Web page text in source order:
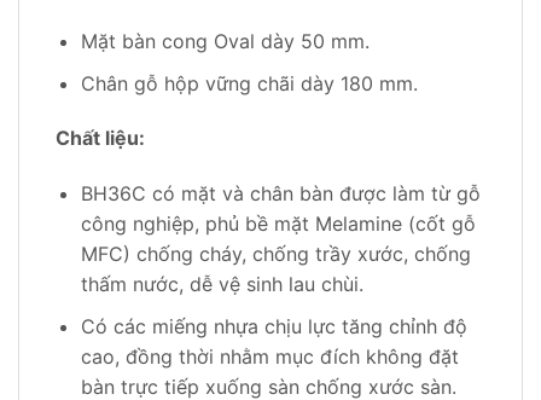
Mặt bàn cong Oval dày 50 mm.
Chân gỗ hộp vững chãi dày 180 mm.
Chất liệu:
BH36C có mặt và chân bàn được làm từ gỗ
công nghiệp, phủ bề mặt Melamine (cốt gỗ
MFC) chống cháy, chống trầy xước, chống
thấm nước, dễ vệ sinh lau chùi.
Có các miếng nhựa chịu lực tăng chỉnh độ
cao, đồng thời nhằm mục đích không đặt
bàn trực tiếp xuống sàn chống xước sàn.